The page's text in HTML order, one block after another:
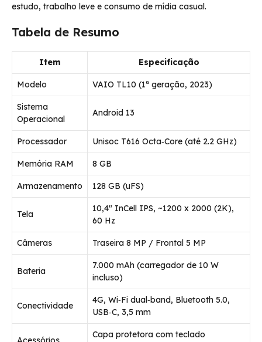
estudo, trabalho leve e consumo de mídia casual.
Tabela de Resumo
Item Especificação
Modelo VAIO TL10 (1ª geração, 2023)
Sistema
Operacional
Android 13
Processador Unisoc T616 Octa‑Core (até 2.2 GHz)
Memória RAM 8 GB
Armazenamento 128 GB (uFS)
Tela
10,4″ InCell IPS, ~1200 x 2000 (2K),
60 Hz
Câmeras Traseira 8 MP / Frontal 5 MP
Bateria
7.000 mAh (carregador de 10 W
incluso)
Conectividade
4G, Wi‑Fi dual‑band, Bluetooth 5.0,
USB‑C, 3,5 mm
Capa protetora com teclado